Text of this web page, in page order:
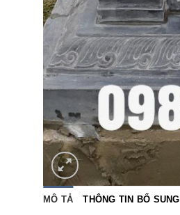
MÔ TẢ THÔNG TIN BỔ SUNG